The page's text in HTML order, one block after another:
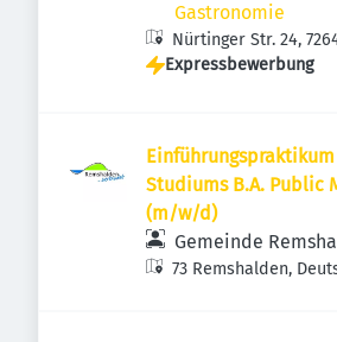
Gastronomie
Nürtinger Str. 24,
Oberboihingen,
Expressbewerbung
Studiums B.A. Public
(m/w/d)
Gemeinde
73 Remshalden,